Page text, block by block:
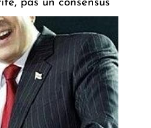
pas un consensus